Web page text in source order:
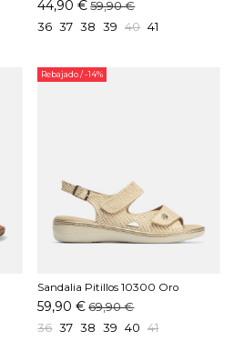
44,90 € 59,90 €
36 37 38 39 40 41
Rebajado/ -14%
Sandalia Pitillos 10300 Oro
59,90 € 69,90 €
36 37 38 39 40 41